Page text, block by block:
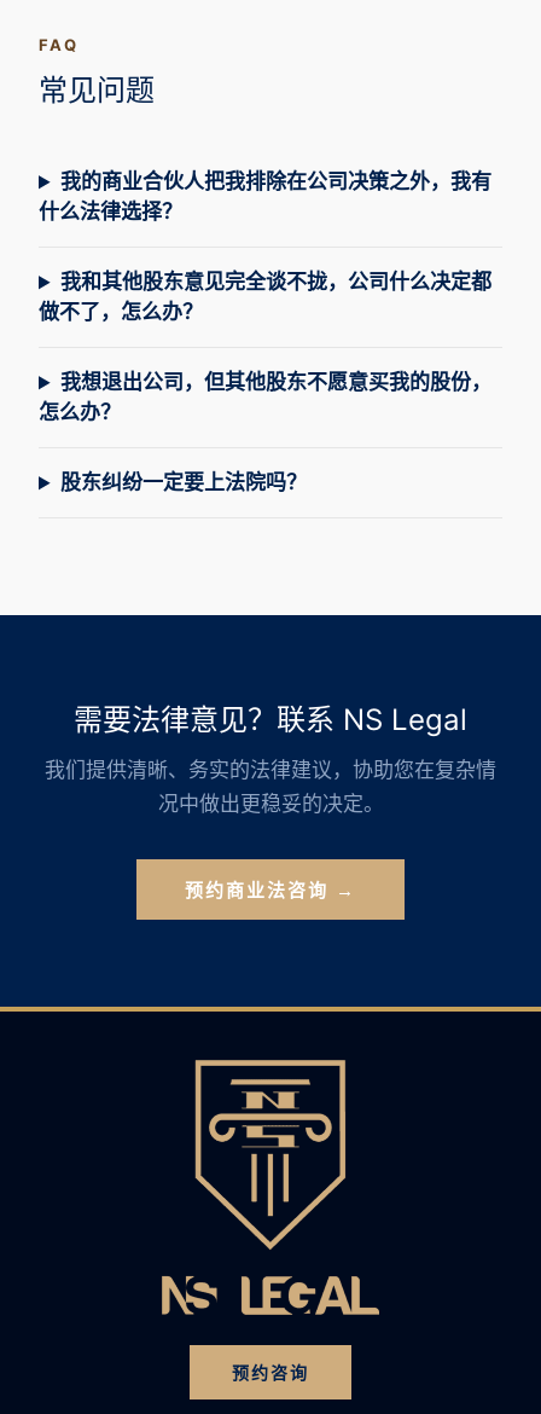
FAQ
常见问题
我的商业合伙人把我排除在公司决策之外，我有
什么法律选择？
我和其他股东意见完全谈不拢，公司什么决定都
做不了，怎么办？
我想退出公司，但其他股东不愿意买我的股份，
怎么办？
股东纠纷一定要上法院吗？
需要法律意见？联系 NS Legal
我们提供清晰、务实的法律建议，协助您在复杂情
况中做出更稳妥的决定。
预约商业法咨询 →
预约咨询